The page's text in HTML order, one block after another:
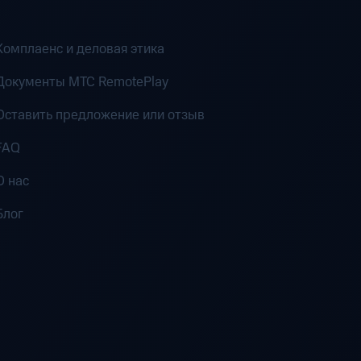
и деловая этика
MTC RemotePlay
предложение или отзыв
нас